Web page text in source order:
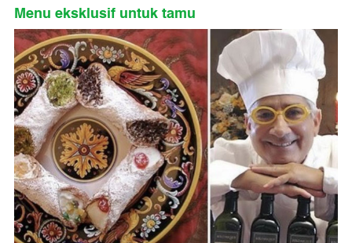
Menu eksklusif untuk tamu